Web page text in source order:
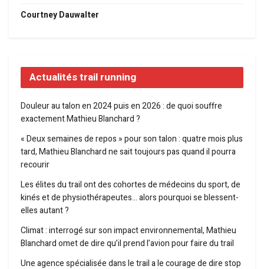
Courtney Dauwalter
Actualités trail running
Douleur au talon en 2024 puis en 2026 : de quoi souffre
exactement Mathieu Blanchard ?
« Deux semaines de repos » pour son talon : quatre mois plus
tard, Mathieu Blanchard ne sait toujours pas quand il pourra
recourir
Les élites du trail ont des cohortes de médecins du sport, de
kinés et de physiothérapeutes… alors pourquoi se blessent-
elles autant ?
Climat : interrogé sur son impact environnemental, Mathieu
Blanchard omet de dire qu’il prend l’avion pour faire du trail
Une agence spécialisée dans le trail a le courage de dire stop